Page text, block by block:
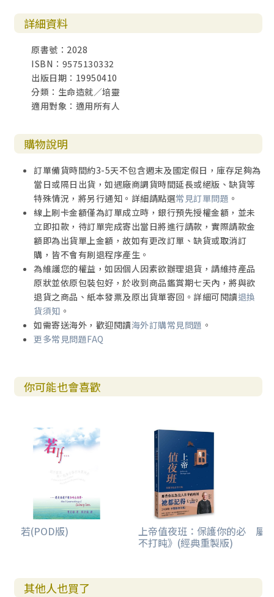
詳細資料
原書號：2028
ISBN：9575130332
出版日期：19950410
分類：生命造就／培靈
適用對象：適用所有人
購物說明
訂單備貨時間約3-5天不包含週末及國定假日，庫存足夠為
當日或隔日出貨，如遇廠商調貨時間延長或絕版、缺貨等
特殊情況，將另行通知。詳細請點選常見訂單問題 。
線上刷卡金額僅為訂單成立時，銀行預先授權金額，並未
立即扣款，待訂單完成寄出當日將進行請款，實際請款金
額即為出貨單上金額，故如有更改訂單、缺貨或取消訂
購，皆不會有刷退程序產生。
為維護您的權益，如因個人因素欲辦理退貨，請維持產品
原狀並依原包裝包好，於收到商品鑑賞期七天內，將與欲
退貨之商品、紙本發票及原出貨單寄回。詳細可閱讀退換
貨須知 。
如需寄送海外，歡迎閱讀海外訂購常見問題 。
更多常見問題FAQ
你可能也會喜歡
若(POD版) 上帝值夜班：保護你的必
不打盹》(經典重製版)
屬
其他人也買了